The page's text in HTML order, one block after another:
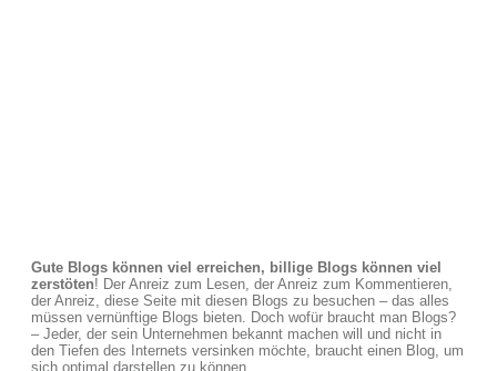
Gute Blogs können viel erreichen, billige Blogs können viel
zerstöten! Der Anreiz zum Lesen, der Anreiz zum Kommentieren,
der Anreiz, diese Seite mit diesen Blogs zu besuchen – das alles
müssen vernünftige Blogs bieten. Doch wofür braucht man Blogs?
– Jeder, der sein Unternehmen bekannt machen will und nicht in
den Tiefen des Internets versinken möchte, braucht einen Blog, um
sich optimal darstellen zu können.